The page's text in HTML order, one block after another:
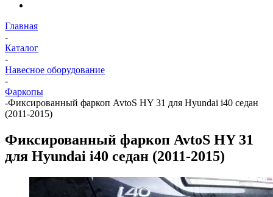
Главная
-
Каталог
-
Навесное оборудование
-
Фаркопы
-Фиксированный фаркоп AvtoS HY 31 для Hyundai i40 седан
(2011-2015)
Фиксированный фаркоп AvtoS HY 31
для Hyundai i40 седан (2011-2015)